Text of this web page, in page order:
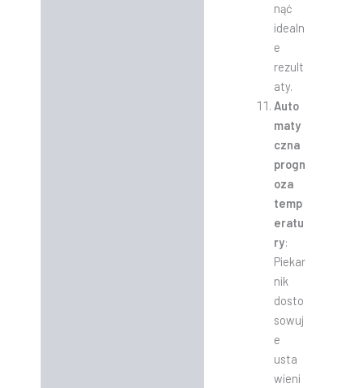
nąć
idealn
e
rezult
aty.
Auto
maty
czna
progn
oza
temp
eratu
ry:
Piekar
nik
dosto
sowuj
e
usta
wieni